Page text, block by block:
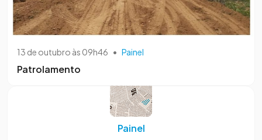
13 de outubro às 09h46 • Painel
Patrolamento
Painel